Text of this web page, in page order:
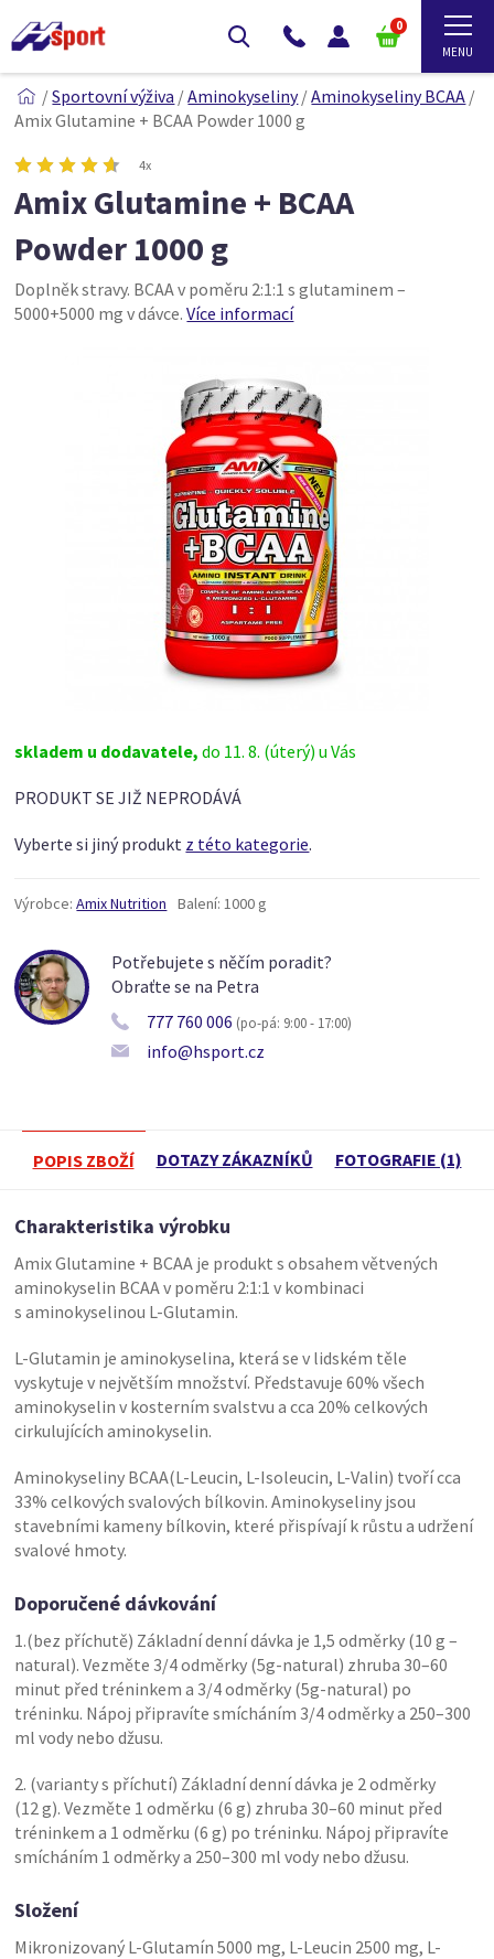
0
/Sportovní výživa /Aminokyseliny/Aminokyseliny BCAA /
Amix Glutamine + BCAA Powder 1000 g
4x
Amix Glutamine + BCAA
Powder 1000 g
Doplněk stravy. BCAA v poměru 2:1:1 s glutaminem –
5000+5000 mg v dávce.Více informací
skladem u dodavatele,do 11. 8. (úterý) u Vás
PRODUKT SE JIŽ NEPRODÁVÁ
Vyberte si jiný produkt z této kategorie.
Výrobce: Amix Nutrition Balení: 1000 g
Potřebujete s něčím poradit?
Obraťte se na Petra
777 760 006 (po-pá: 9:00 - 17:00)
info@hsport.cz
POPIS ZBOŽÍ DOTAZY ZÁKAZNÍKŮ FOTOGRAFIE (1)
Charakteristika výrobku
Amix Glutamine + BCAA je produkt s obsahem větvených
aminokyselin BCAA v poměru 2:1:1 v kombinaci
s aminokyselinou L-Glutamin.
L-Glutamin je aminokyselina, která se v lidském těle
vyskytuje v největším množství. Představuje 60% všech
aminokyselin v kosterním svalstvu a cca 20% celkových
cirkulujících aminokyselin.
Aminokyseliny BCAA(L-Leucin, L-Isoleucin, L-Valin) tvoří cca
33% celkových svalových bílkovin. Aminokyseliny jsou
stavebními kameny bílkovin, které přispívají k růstu a udržení
svalové hmoty.
Doporučené dávkování
1.(bez příchutě) Základní denní dávka je 1,5 odměrky (10 g –
natural). Vezměte 3/4 odměrky (5g-natural) zhruba 30–60
minut před tréninkem a 3/4 odměrky (5g-natural) po
tréninku. Nápoj připravíte smícháním 3/4 odměrky a 250–300
ml vody nebo džusu.
2. (varianty s příchutí) Základní denní dávka je 2 odměrky
(12 g). Vezměte 1 odměrku (6 g) zhruba 30–60 minut před
tréninkem a 1 odměrku (6 g) po tréninku. Nápoj připravíte
smícháním 1 odměrky a 250–300 ml vody nebo džusu.
Složení
Mikronizovaný L-Glutamín 5000 mg, L-Leucin 2500 mg, L-